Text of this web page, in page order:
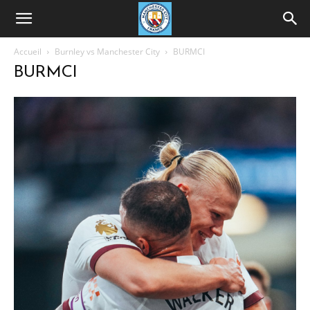
Accueil Burnley vs Manchester City BURMCI
BURMCI